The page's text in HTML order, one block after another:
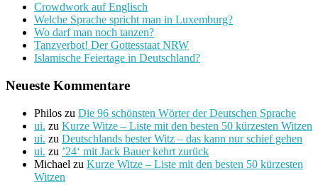
Crowdwork auf Englisch
Welche Sprache spricht man in Luxemburg?
Wo darf man noch tanzen?
Tanzverbot! Der Gottesstaat NRW
Islamische Feiertage in Deutschland?
Neueste Kommentare
Philos zu Die 96 schönsten Wörter der Deutschen Sprache
ui. zu Kurze Witze – Liste mit den besten 50 kürzesten Witzen
ui. zu Deutschlands bester Witz – das kann nur schief gehen
ui. zu ’24‘ mit Jack Bauer kehrt zurück
Michael zu Kurze Witze – Liste mit den besten 50 kürzesten
Witzen